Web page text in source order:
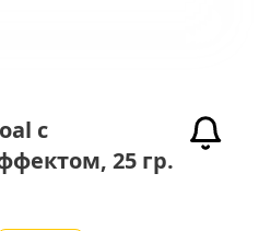
с
25 гр.